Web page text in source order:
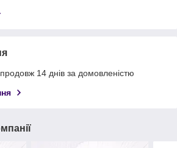
14 днів за домовленістю